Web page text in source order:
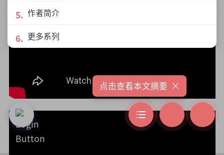
作者简介
更多系列
点击查看本文摘要 ×